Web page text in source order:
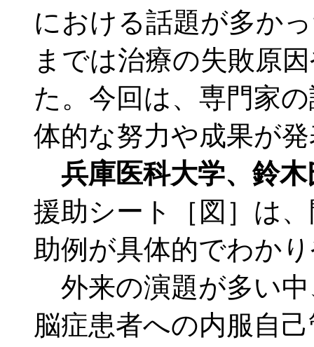
における話題が多か
までは治療の失敗原
た。今回は、専門家
体的な努力や成果が
兵庫医科大学、鈴
援助シート［図］は
助例が具体的でわか
外来の演題が多い中
脳症患者への内服自